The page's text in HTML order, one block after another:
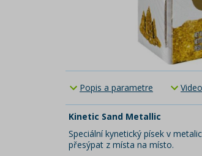
Popis a parametre Video
Kinetic Sand Metallic
Speciální kynetický písek v
přesýpat z místa na místo.